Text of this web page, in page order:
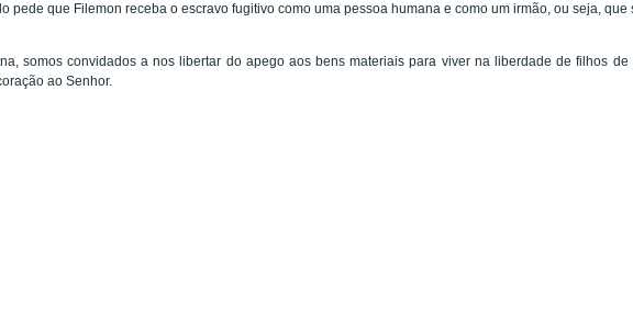
pede que Filemon receba o escravo fugitivo como uma pessoa humana e como um irmão, ou seja,
somos convidados a nos libertar do apego aos bens materiais para viver na liberdade de filhos
ao Senhor.